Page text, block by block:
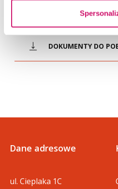
10 Dyplomowanie
11 Szkolenia i praktyki
Przedmioty
Zajęcia praktyczne
Dyplomowanie
DOKUMENTY DO
Dane adresowe
ul. Cieplaka 1C